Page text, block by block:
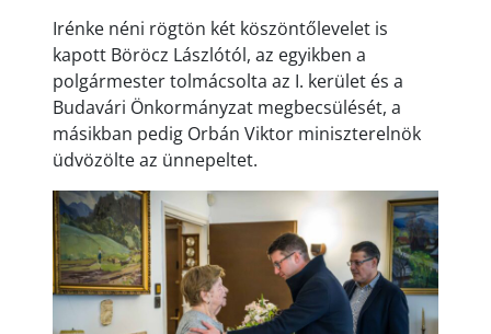
Irénke néni rögtön két köszöntőlevelet is
kapott Böröcz Lászlótól, az egyikben a
polgármester tolmácsolta az I. kerület és a
Budavári Önkormányzat megbecsülését, a
másikban pedig Orbán Viktor miniszterelnök
üdvözölte az ünnepeltet.